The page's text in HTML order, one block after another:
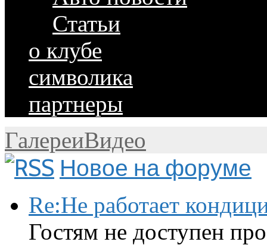
Статьи
о клубе
символика
партнеры
ГалереиВидео
Новое на форуме
Re:Не работает
Гостям не доступен